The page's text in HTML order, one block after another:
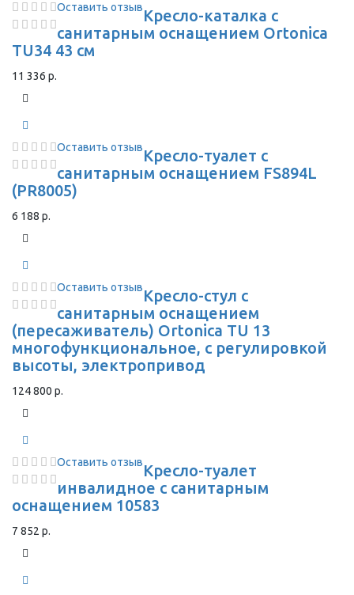
Оставить отзывКресло-каталка с
санитарным оснащением Ortonica
TU34 43 см
11 336 р.
Оставить отзывКресло-туалет с
санитарным оснащением FS894L
(PR8005)
6 188 р.
Оставить отзывКресло-стул с
санитарным оснащением
(пересаживатель) Ortonica TU 13
многофункциональное, с регулировкой
высоты, электропривод
124 800 р.
Оставить отзывКресло-туалет
инвалидное с санитарным
оснащением 10583
7 852 р.